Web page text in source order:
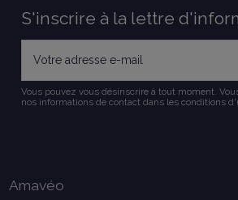
S'inscrire à la lettre
Vous pouvez vous désinscrire à tout moment.
nos informations de contact dans les conditions
Amavéo